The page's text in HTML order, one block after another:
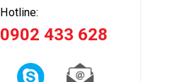
Hotline:
0902 433 628